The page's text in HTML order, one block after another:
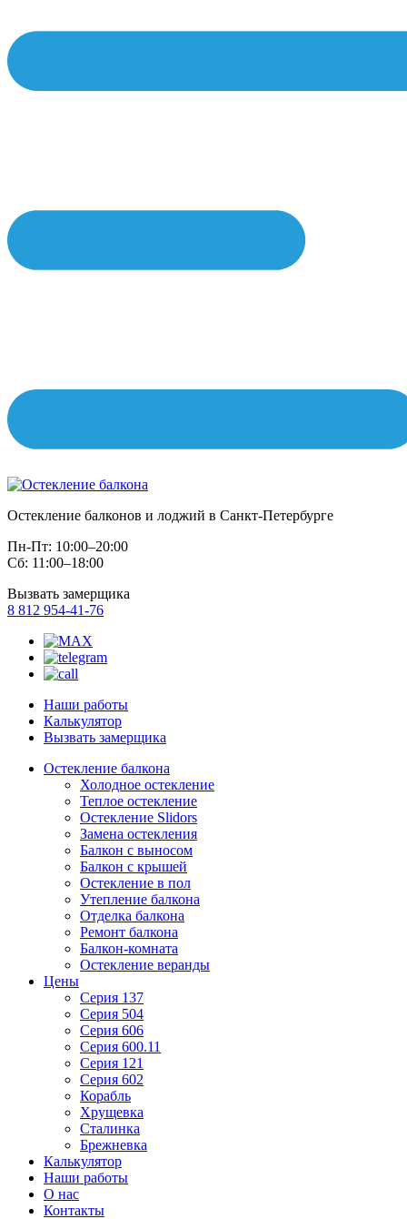
Остекление балконов и лоджий в Санкт-Петербурге
Пн-Пт: 10:00–20:00
Сб: 11:00–18:00
Вызвать замерщика
8 812 954-41-76
Наши работы
Калькулятор
Вызвать замерщика
Остекление балкона
Холодное остекление
Теплое остекление
Остекление Slidors
Замена остекления
Балкон с выносом
Балкон с крышей
Остекление в пол
Утепление балкона
Отделка балкона
Ремонт балкона
Балкон-комната
Остекление веранды
Цены
Серия 137
Серия 504
Серия 606
Серия 600.11
Серия 121
Серия 602
Корабль
Хрущевка
Сталинка
Брежневка
Калькулятор
Наши работы
О нас
Контакты